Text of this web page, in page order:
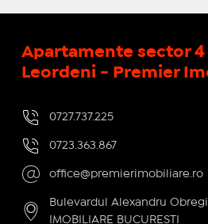
Apartamente sector 4
Leordeni - Premier
0727.737.225
0723.363.867
office@premierimobiliare.ro
Bulevardul Alexandru
IMOBILIARE BUCURESTI